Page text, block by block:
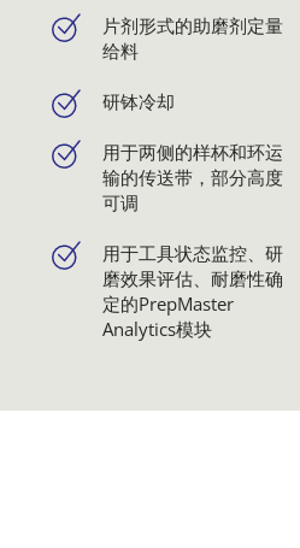
片剂形式的助磨剂定量
给料
研钵冷却
用于两侧的样杯和环运
输的传送带，部分高度
可调
用于工具状态监控、研
磨效果评估、耐磨性确
定的PrepMaster
Analytics模块